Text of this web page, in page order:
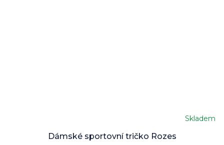
Dámské sportovní tričko Rozes
Skladem